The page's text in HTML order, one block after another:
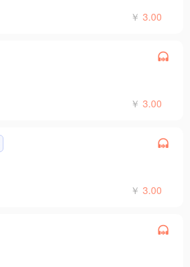
￥ 3.00
￥ 3.00
￥ 3.00